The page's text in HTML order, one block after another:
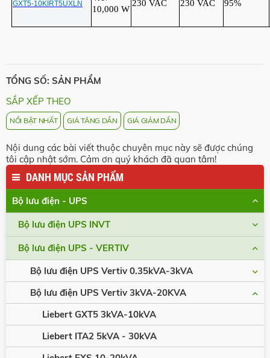
GXT5-10KIRT5UXLN
10,000 W
230 VAC 230 VAC 95%
TỔNG SỐ: SẢN PHẨM
SẮP XẾP THEO
NỔI BẬT NHẤT GIÁ TĂNG DẦN GIÁ GIẢM DẦN
Nội dung các bài viết thuộc chuyên mục này sẽ được chúng
tôi cập nhật sớm. Cảm ơn quý khách đã quan tâm!
DANH MỤC SẢN PHẨM
Bộ lưu điện - UPS
Bộ lưu điện UPS INVT
Bộ lưu điện UPS - VERTIV
Bộ lưu điện UPS Vertiv 0.35kVA-3kVA
Bộ lưu điện UPS Vertiv 3kVA-20KVA
Liebert GXT5 3kVA-10kVA
Liebert ITA2 5kVA - 30kVA